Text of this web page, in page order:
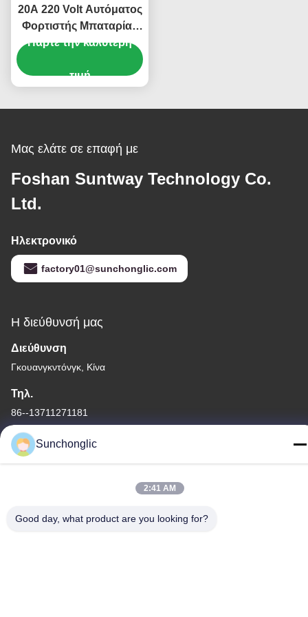
20A 220 Volt Αυτόματος
Φορτιστής Μπαταρίας
AGM GEL με Έλεγχο
Ψηφιακή Οθόνη για
Οξέος Αυτοκινήτων
Πάρτε την καλύτερη
τιμή
Μας ελάτε σε επαφή με
Foshan Suntway Technology Co.
Ltd.
Ηλεκτρονικό
factory01@sunchonglic.com
Η διεύθυνσή μας
Διεύθυνση
Γκουανγκντόνγκ, Κίνα
Τηλ.
86--13711271181
Πολιτική μυστικότητας|
Καλή ποιότητα της Κίνας τροποποιημένος αναστροφέας κυμάτων
Sunchonglic
2:41 AM
Good day, what product are you looking for?